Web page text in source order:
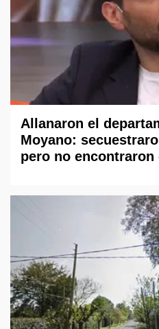
Allanaron el
Moyano:
pero no encontraron